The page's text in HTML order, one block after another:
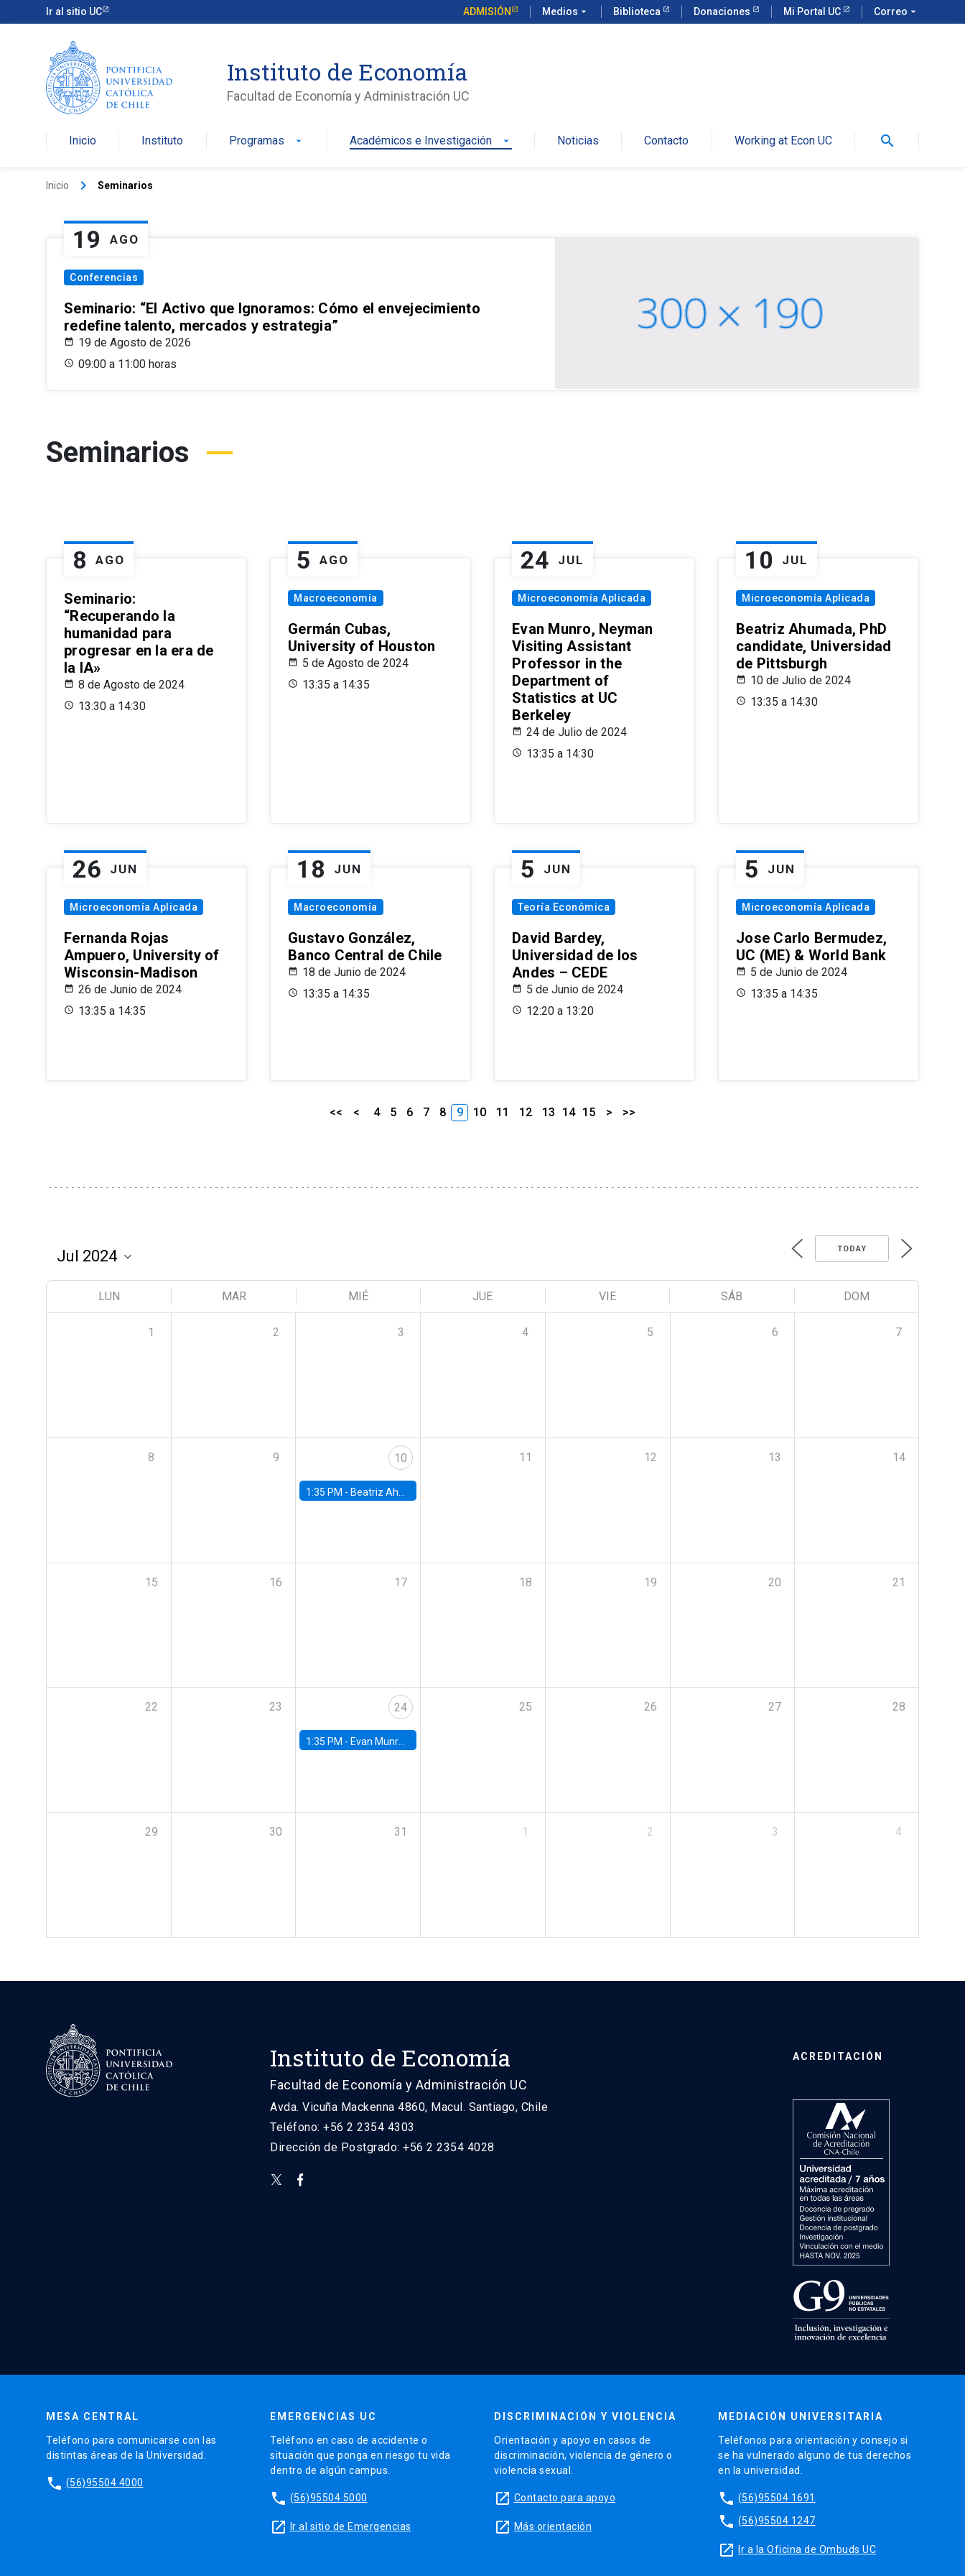
Ir al sitio UC ADMISIÓN Medios arrow_drop_down Biblioteca Donaciones Mi Portal UC Correo arrow_drop_down
Instituto de Economía
Facultad de Economía y Administración UC
Inicio Instituto Programas arrow_drop_down Académicos e Investigación arrow_drop_down Noticias Contacto Working at Econ UC search
Inicio keyboard_arrow_right Seminarios
19 AGO
Conferencias
Seminario: “El Activo que Ignoramos: Cómo el envejecimiento
redefine talento, mercados y estrategia”
19 de Agosto de 2026
09:00 a 11:00 horas
Seminarios
8 AGO
Seminario:
“Recuperando la
humanidad para
progresar en la era de
la IA»
8 de Agosto de 2024
13:30 a 14:30
5 AGO
Macroeconomía
Germán Cubas,
University of Houston
5 de Agosto de 2024
13:35 a 14:35
24 JUL
Microeconomía Aplicada
Evan Munro, Neyman
Visiting Assistant
Professor in the
Department of
Statistics at UC
Berkeley
24 de Julio de 2024
13:35 a 14:30
10 JUL
Microeconomía Aplicada
Beatriz Ahumada, PhD
candidate, Universidad
de Pittsburgh
10 de Julio de 2024
13:35 a 14:30
26 JUN
Microeconomía Aplicada
Fernanda Rojas
Ampuero, University of
Wisconsin-Madison
26 de Junio de 2024
13:35 a 14:35
18 JUN
Macroeconomía
Gustavo González,
Banco Central de Chile
18 de Junio de 2024
13:35 a 14:35
5 JUN
Teoría Económica
David Bardey,
Universidad de los
Andes – CEDE
5 de Junio de 2024
12:20 a 13:20
5 JUN
Microeconomía Aplicada
Jose Carlo Bermudez,
UC (ME) & World Bank
5 de Junio de 2024
13:35 a 14:35
<< < 4 5 6 7 8 9 10 11 12 13 14 15 > >>
TODAY
LUN MAR MIÉ JUE VIE SÁB DOM
1 2 3 4 5 6 7
8 9 10
1:35 PM - Beatriz Ahumada, PhD candidate, Universidad de Pittsburgh
11 12 13 14
15 16 17 18 19 20 21
22 23 24
1:35 PM - Evan Munro, Neyman Visiting Assistant Professor in the Department of Statistics at UC Berkeley
25 26 27 28
29 30 31 1 2 3 4
Instituto de Economía
Facultad de Economía y Administración UC
Avda. Vicuña Mackenna 4860, Macul. Santiago, Chile
Teléfono: +56 2 2354 4303
Dirección de Postgrado: +56 2 2354 4028
ACREDITACIÓN
MESA CENTRAL
Teléfono para comunicarse con las
distintas áreas de la Universidad.
phone (56)95504 4000
EMERGENCIAS UC
Teléfono en caso de accidente o
situación que ponga en riesgo tu vida
dentro de algún campus.
phone (56)95504 5000
launch Ir al sitio de Emergencias
DISCRIMINACIÓN Y VIOLENCIA
Orientación y apoyo en casos de
discriminación, violencia de género o
violencia sexual.
launch Contacto para apoyo
launch Más orientación
MEDIACIÓN UNIVERSITARIA
Teléfonos para orientación y consejo si
se ha vulnerado alguno de tus derechos
en la universidad.
phone (56)95504 1691
phone (56)95504 1247
launch Ir a la Oficina de Ombuds UC